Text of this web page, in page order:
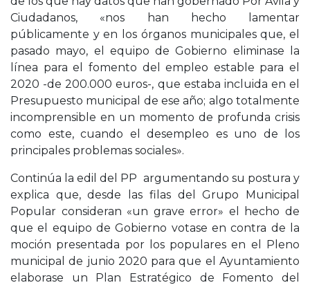
Ciudadanos, «nos han hecho lamentar
públicamente y en los órganos municipales que, el
pasado mayo, el equipo de Gobierno eliminase la
línea para el fomento del empleo estable para el
2020 -de 200.000 euros-, que estaba incluida en el
Presupuesto municipal de ese año; algo totalmente
incomprensible en un momento de profunda crisis
como este, cuando el desempleo es uno de los
principales problemas sociales».
Continúa la edil del PP argumentando su postura y
explica que, desde las filas del Grupo Municipal
Popular consideran «un grave error» el hecho de
que el equipo de Gobierno votase en contra de la
moción presentada por los populares en el Pleno
municipal de junio 2020 para que el Ayuntamiento
elaborase un Plan Estratégico de Fomento del